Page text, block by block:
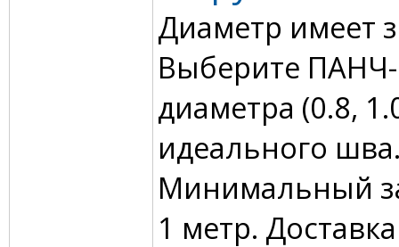
Диаметр имеет
Выберите
диаметра (0.8,
идеального
Минимальный
1 метр.